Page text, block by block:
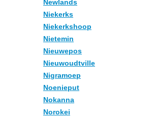
Newlands
Niekerks
Niekerkshoop
Nietemin
Nieuwepos
Nieuwoudtville
Nigramoep
Noenieput
Nokanna
Norokei